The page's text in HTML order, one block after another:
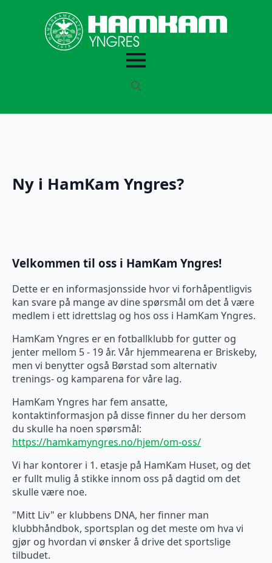
Ny i HamKam Yngres?
Velkommen til oss i HamKam Yngres!
Dette er en informasjonsside hvor vi forhåpentligvis
kan svare på mange av dine spørsmål om det å være
medlem i ett idrettslag og hos oss i HamKam Yngres.
HamKam Yngres er en fotballklubb for gutter og
jenter mellom 5 - 19 år. Vår hjemmearena er Briskeby,
men vi benytter også Børstad som alternativ
trenings- og kamparena for våre lag.
HamKam Yngres har fem ansatte,
kontaktinformasjon på disse finner du her dersom
du skulle ha noen spørsmål:
https://hamkamyngres.no/hjem/om-oss/
Vi har kontorer i 1. etasje på HamKam Huset, og det
er fullt mulig å stikke innom oss på dagtid om det
skulle være noe.
"Mitt Liv" er klubbens DNA, her finner man
klubbhåndbok, sportsplan og det meste om hva vi
gjør og hvordan vi ønsker å drive det sportslige
tilbudet.